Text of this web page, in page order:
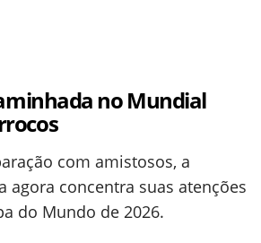
no Mundial
com amistosos, a
agora concentra suas atenções
do Mundo de 2026.